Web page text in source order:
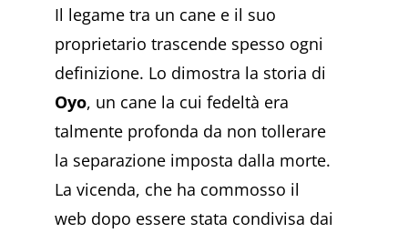
Il legame tra un cane e il suo
proprietario trascende spesso ogni
definizione. Lo dimostra la storia di
Oyo, un cane la cui fedeltà era
talmente profonda da non tollerare
la separazione imposta dalla morte.
La vicenda, che ha commosso il
web dopo essere stata condivisa dai